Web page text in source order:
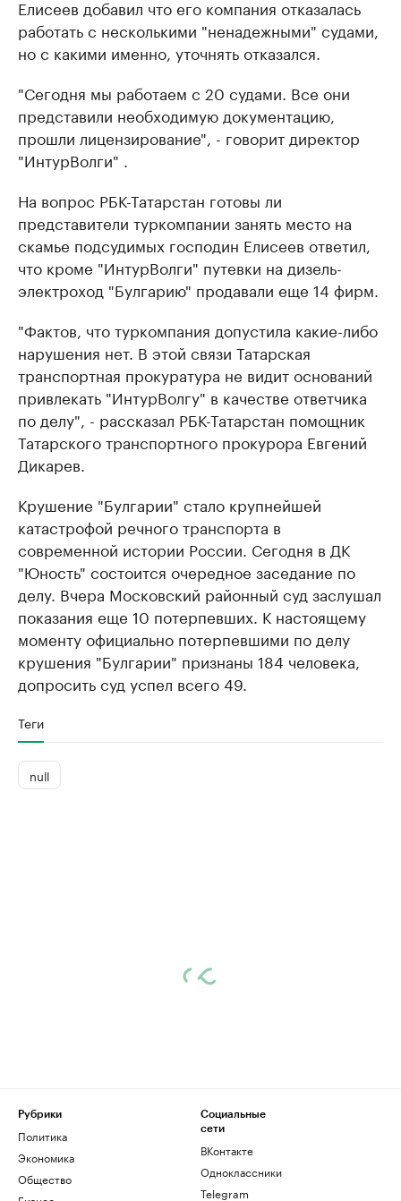
Елисеев добавил что его компания отказалась
работать с несколькими "ненадежными" судами,
но с какими именно, уточнять отказался.
"Сегодня мы работаем с 20 судами. Все они
представили необходимую документацию,
прошли лицензирование", - говорит директор
"ИнтурВолги" .
На вопрос РБК-Татарстан готовы ли
представители туркомпании занять место на
скамье подсудимых господин Елисеев ответил,
что кроме "ИнтурВолги" путевки на дизель-
электроход "Булгарию" продавали еще 14 фирм.
"Фактов, что туркомпания допустила какие-либо
нарушения нет. В этой связи Татарская
транспортная прокуратура не видит оснований
привлекать "ИнтурВолгу" в качестве ответчика
по делу", - рассказал РБК-Татарстан помощник
Татарского транспортного прокурора Евгений
Дикарев.
Крушение "Булгарии" стало крупнейшей
катастрофой речного транспорта в
современной истории России. Сегодня в ДК
"Юность" состоится очередное заседание по
делу. Вчера Московский районный суд заслушал
показания еще 10 потерпевших. К настоящему
моменту официально потерпевшими по делу
крушения "Булгарии" признаны 184 человека,
допросить суд успел всего 49.
Теги
null
Рубрики
Политика
Экономика
Общество
Социальные
сети
ВКонтакте
Одноклассники
Telegram